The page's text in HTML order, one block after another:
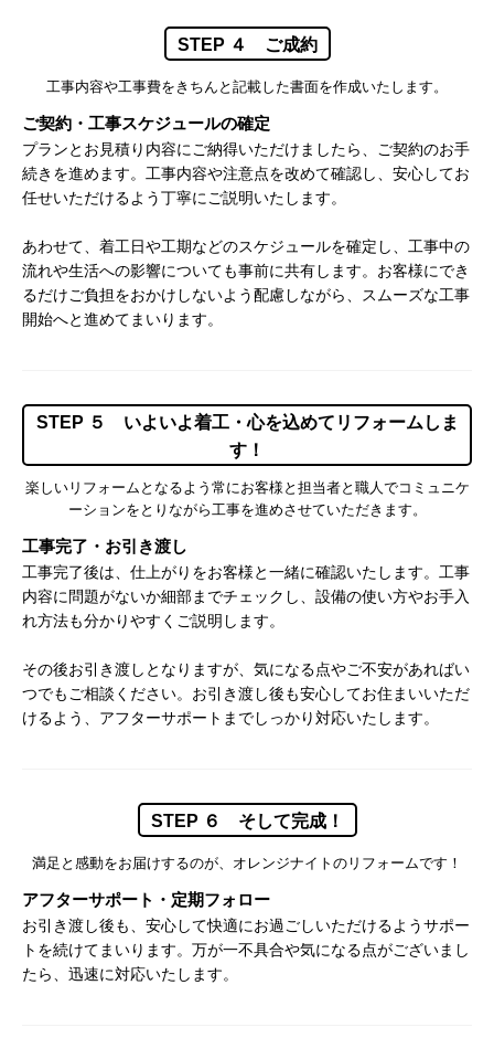
STEP ４ ご成約
工事内容や工事費をきちんと記載した書面を作成いたします。
ご契約・工事スケジュールの確定
プランとお見積り内容にご納得いただけましたら、ご契約のお手
続きを進めます。工事内容や注意点を改めて確認し、安心してお
任せいただけるよう丁寧にご説明いたします。
あわせて、着工日や工期などのスケジュールを確定し、工事中の
流れや生活への影響についても事前に共有します。お客様にでき
るだけご負担をおかけしないよう配慮しながら、スムーズな工事
開始へと進めてまいります。
STEP ５ いよいよ着工・心を込めてリフォームしま
す！
楽しいリフォームとなるよう常にお客様と担当者と職人でコミュニケ
ーションをとりながら工事を進めさせていただきます。
工事完了・お引き渡し
工事完了後は、仕上がりをお客様と一緒に確認いたします。工事
内容に問題がないか細部までチェックし、設備の使い方やお手入
れ方法も分かりやすくご説明します。
その後お引き渡しとなりますが、気になる点やご不安があればい
つでもご相談ください。お引き渡し後も安心してお住まいいただ
けるよう、アフターサポートまでしっかり対応いたします。
STEP ６ そして完成！
満足と感動をお届けするのが、オレンジナイトのリフォームです！
アフターサポート・定期フォロー
お引き渡し後も、安心して快適にお過ごしいただけるようサポー
トを続けてまいります。万が一不具合や気になる点がございまし
たら、迅速に対応いたします。